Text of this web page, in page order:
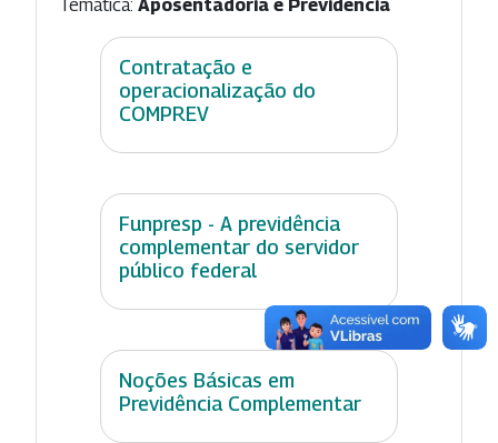
Temática: Aposentadoria e Previdência
Contratação e
operacionalização do
COMPREV
Funpresp - A previdência
complementar do servidor
público federal
Noções Básicas em
Previdência Complementar